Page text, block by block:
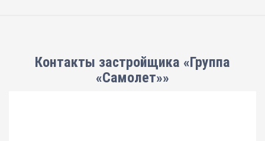
Контакты застройщика «Группа
«Самолет»»